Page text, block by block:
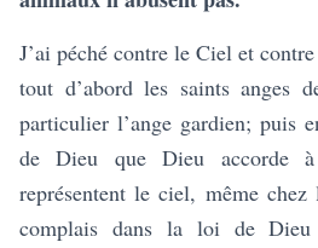
J’ai péché contre le Ciel et
tout d’abord les saints anges
particulier l’ange gardien; puis
de Dieu que Dieu accorde
représentent le ciel, même chez
complais dans la loi de